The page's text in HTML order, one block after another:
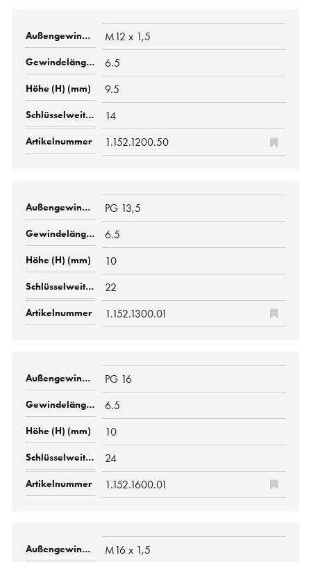
M12 x 1,5
6.5
9.5
14
1.152.1200.50
PG 13,5
6.5
10
22
1.152.1300.01
PG 16
6.5
10
24
1.152.1600.01
M16 x 1,5